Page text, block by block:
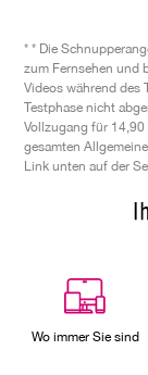
* * Die
zum Fernsehen und
Videos während des
Testphase nicht
Vollzugang für
gesamten
Link unten auf der
Wo immer Sie sind